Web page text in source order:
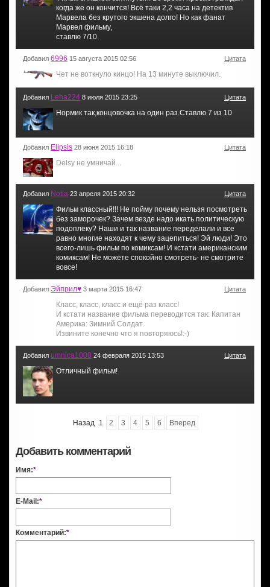
когда же он кончится! Всё таки 2,2 часа на детектив
Марвела без крутого экшена долго! Но как фанат
Марвел фильму,
ставлю 7/10.
Добавил 6996 15 августа 2015 02:56 Цитата
Чет не воткнуло кинцо! На 13 минуте выключил.
Добавил Leha224 8 июля 2015 23:25 Цитата
Нормик так,концовочка на один раз.Ставлю 7 из 10
Добавил Elipsis 28 июня 2015 16:18 Цитата
Delsy не умничай...
Добавил Notia 23 апреля 2015 20:32 Цитата
Фильм классный!!! Не пойму почему нельзя посмотреть
без заморочек? Зачем везде надо икать политическую
подоплеку? Наши и так название переделали и все
равно многие находят к чему зацепиться! Эй люди! Это
всего-лишь фильм по комиксам! И кстати американским
комиксам! Не можете спокойно смотреть- не смотрите
вовсе!
Добавил Эйприл♥ 3 марта 2015 16:47 Цитата
Класс, класс, класс и ещё раз класс!
И кстати название фильма переводится так: Капитан
Америка: Зимний Солдат.
Извините конечно что я повторяюсь!:-)
Добавил umnica1000 24 февраля 2015 13:53 Цитата
Отличный фильм!
Назад 1 2 3 4 5 6 Вперед
Добавить комментарий
Имя:*
E-Mail:*
Комментарий:*